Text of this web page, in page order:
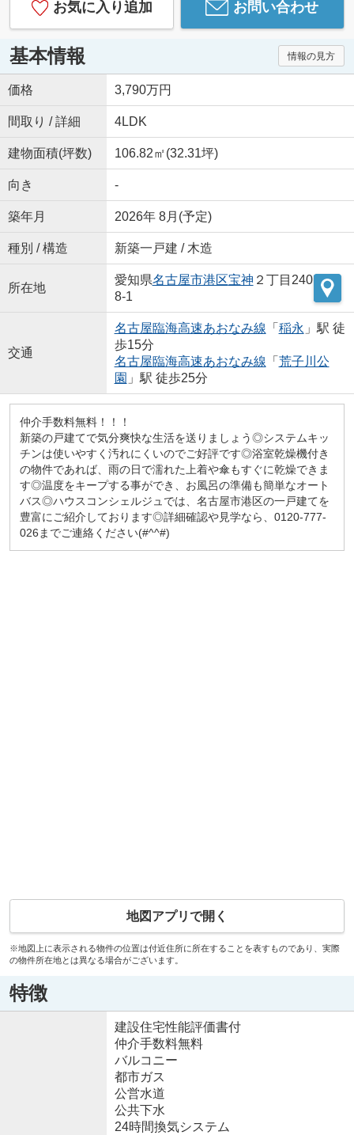
お気に入り追加 お問い合わせ
基本情報 情報の見方
価格 3,790万円
間取り / 詳細 4LDK
建物面積(坪数) 106.82㎡(32.31坪)
向き -
築年月 2026年 8月(予定)
種別 / 構造 新築一戸建 / 木造
所在地
愛知県名古屋市港区宝神 ２丁目240
8-1
交通
名古屋臨海高速あおなみ線 「 稲永 」駅 徒
歩15分
名古屋臨海高速あおなみ線 「 荒子川公
園 」駅 徒歩25分
仲介手数料無料！！！
新築の戸建てで気分爽快な生活を送りましょう◎システムキッ
チンは使いやすく汚れにくいのでご好評です◎浴室乾燥機付き
の物件であれば、雨の日で濡れた上着や傘もすぐに乾燥できま
す◎温度をキープする事ができ、お風呂の準備も簡単なオート
バス◎ハウスコンシェルジュでは、名古屋市港区の一戸建てを
豊富にご紹介しております◎詳細確認や見学なら、0120-777-
026までご連絡ください(#^^#)
地図アプリで開く
※地図上に表示される物件の位置は付近住所に所在することを表すものであり、実際
の物件所在地とは異なる場合がございます。
特徴
建設住宅性能評価書付
仲介手数料無料
バルコニー
都市ガス
公営水道
公共下水
24時間換気システム